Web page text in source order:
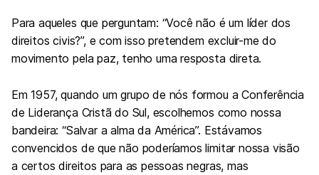
Para aqueles que perguntam: “Você não é um líder dos
direitos civis?”, e com isso pretendem excluir-me do
movimento pela paz, tenho uma resposta direta.
Em 1957, quando um grupo de nós formou a Conferência
de Liderança Cristã do Sul, escolhemos como nossa
bandeira: “Salvar a alma da América”. Estávamos
convencidos de que não poderíamos limitar nossa visão
a certos direitos para as pessoas negras, mas